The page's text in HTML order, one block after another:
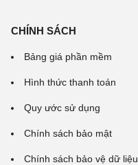
CHÍNH SÁCH
Bảng giá phần mềm
Hình thức thanh toán
Quy ước sử dụng
Chính sách bảo mật
Chính sách bảo vệ dữ liệu